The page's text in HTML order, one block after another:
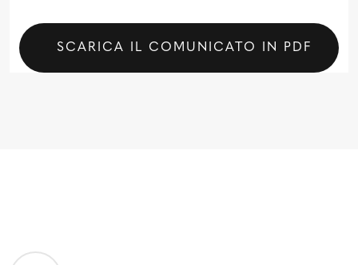
SCARICA IL COMUNICATO IN PDF